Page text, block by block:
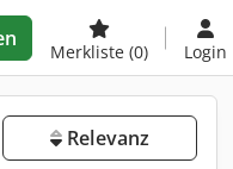
Merkliste (0) Login
Relevanz